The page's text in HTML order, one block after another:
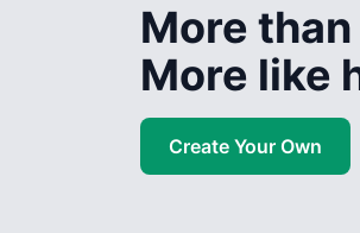
More
More like
Create Your Own